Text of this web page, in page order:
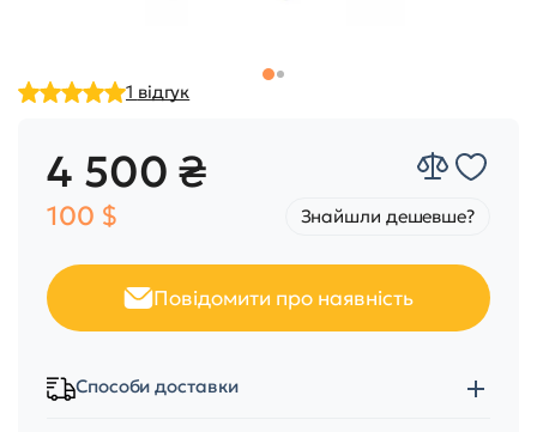
1 відгук
4 500 ₴
100 $ Знайшли дешевше?
Повідомити про наявність
Способи доставки